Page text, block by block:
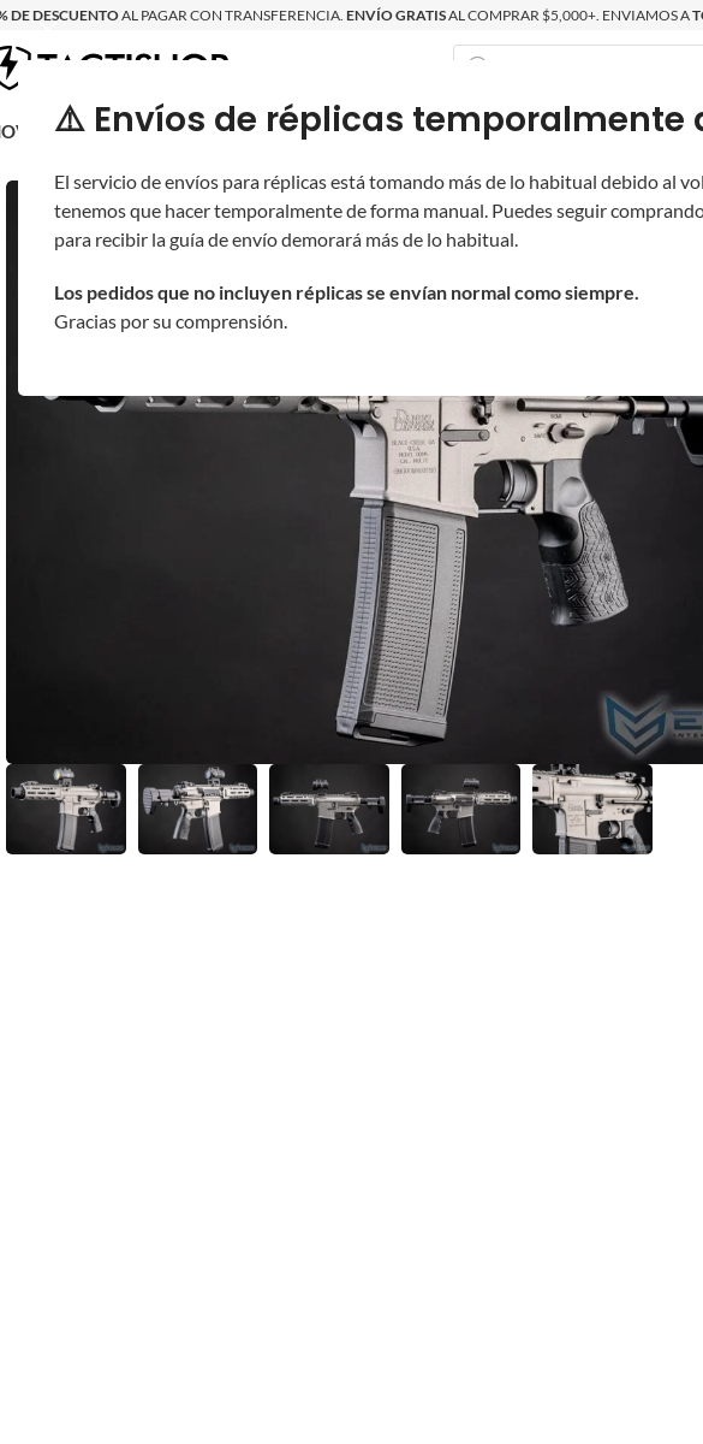
⚠️ Envíos de réplicas temporalmente
El servicio de envíos para réplicas está tomando más de lo habitual debido al
tenemos que hacer temporalmente de forma manual. Puedes seguir
para recibir la guía de envío demorará más de lo habitual.
Los pedidos que no incluyen réplicas se envían normal como siempre.
Gracias por su comprensión.
DE DESCUENTOAL PAGAR CON TRANSFERENCIA. ENVÍO GRATISAL COMPRAR $5,000+. ENVIAMOS A
RÉPLICASPARTES Y ACCESORIOSEQUIPOPRODUCTOS NUEVOS